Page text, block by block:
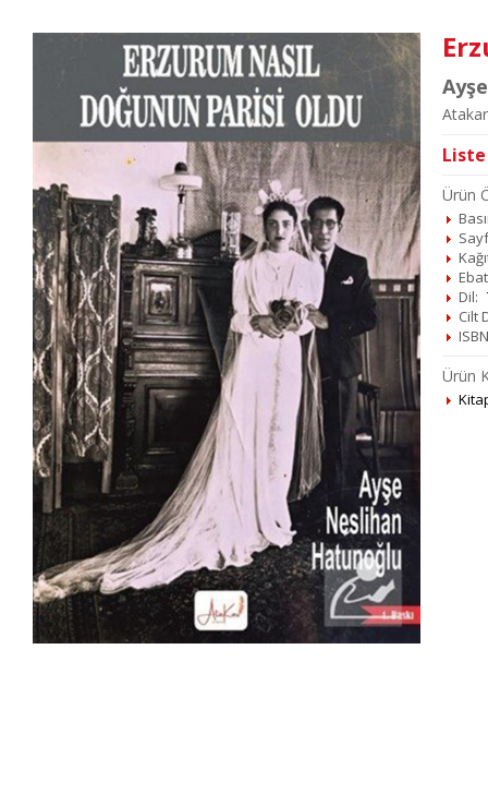
Atakar
Ürün
Dil:
Cilt
Ürün